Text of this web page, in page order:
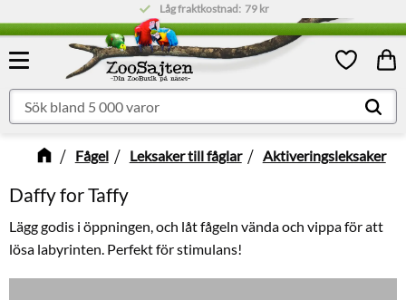
Meny
Låg fraktkostnad: 79 kr
Favoriter
Fågel Leksaker till fåglar Aktiveringsleksaker
Daffy for Taffy
Lägg godis i öppningen, och låt fågeln vända och vippa för att
lösa labyrinten. Perfekt för stimulans!